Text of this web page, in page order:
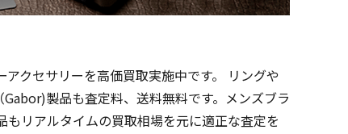
クセサリーを高価買取実施中です。 リングや
製品も査定料、送料無料です。メンズブラ
リアルタイムの買取相場を元に適正な査定を